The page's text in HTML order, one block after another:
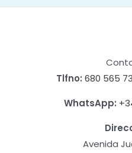
Tlfno: 680 565
WhatsApp:
Avenida